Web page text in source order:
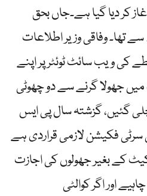
کر دیا گیا ہے۔جاں بحق
تھا۔ وفاقی وزیر اطلاعات
کی ویب سائٹ ٹوئٹر پر اپنے
میں جھولا گرنے سے دو چھوٹی
گئیں، گزشتہ سال پی ایس
فکیشن لازمی قراردی ہے
کے بغیر جھولوں کی اجازت
اور اگر کوالٹی